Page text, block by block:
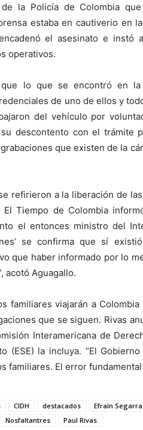
la Policía de Colombia
estaba en cautiverio en
el asesinato e instó
operativos.
que lo que se encontró en
de uno de ellos y
del vehículo por
descontento con el trámite
que existen de la
refirieron a la liberación de
El Tiempo de Colombia
el entonces ministro del
se confirma que sí
que haber informado por lo
acotó Aguagallo.
familiares viajarán a
que se siguen. Rivas
Interamericana de
(ESE) la incluya. “El
familiares. El error
CIDH destacados Efraín Segarra
Nosfaltantres Paul Rivas